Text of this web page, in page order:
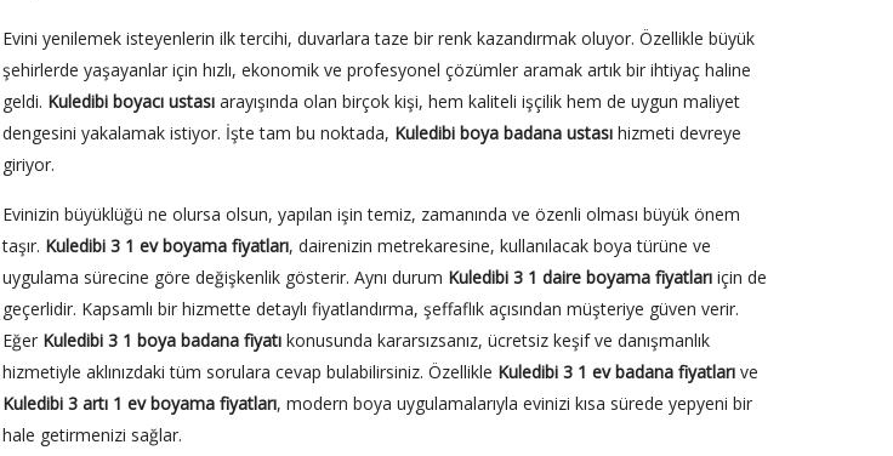
Evini yenilemek isteyenlerin ilk tercihi, duvarlara taze bir renk kazandırmak oluyor. Özellikle büyük
şehirlerde yaşayanlar için hızlı, ekonomik ve profesyonel çözümler aramak artık bir ihtiyaç haline
geldi. Kuledibi boyacı ustasıarayışında olan birçok kişi, hem kaliteli işçilik hem de uygun maliyet
dengesini yakalamak istiyor. İşte tam bu noktada, Kuledibi boya badana ustasıhizmeti devreye
giriyor.
Evinizin büyüklüğü ne olursa olsun, yapılan işin temiz, zamanında ve özenli olması büyük önem
taşır. Kuledibi 3 1 ev boyama fiyatları, dairenizin metrekaresine, kullanılacak boya türüne ve
uygulama sürecine göre değişkenlik gösterir. Aynı durum Kuledibi 3 1 daire boyama fiyatlarıiçin de
geçerlidir. Kapsamlı bir hizmette detaylı fiyatlandırma, şeffaflık açısından müşteriye güven verir.
Eğer Kuledibi 3 1 boya badana fiyatıkonusunda kararsızsanız, ücretsiz keşif ve danışmanlık
hizmetiyle aklınızdaki tüm sorulara cevap bulabilirsiniz. Özellikle Kuledibi 3 1 ev badana fiyatlarıve
Kuledibi 3 artı 1 ev boyama fiyatları, modern boya uygulamalarıyla evinizi kısa sürede yepyeni bir
hale getirmenizi sağlar.